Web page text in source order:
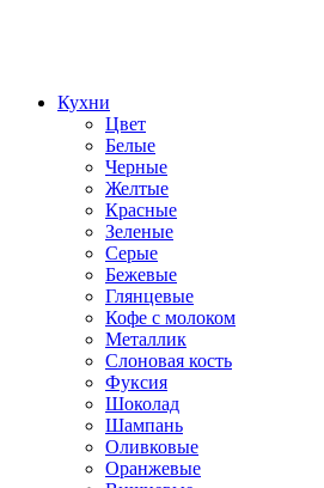
Кухни
Цвет
Белые
Черные
Желтые
Красные
Зеленые
Серые
Бежевые
Глянцевые
Кофе с молоком
Металлик
Слоновая кость
Фуксия
Шоколад
Шампань
Оливковые
Оранжевые